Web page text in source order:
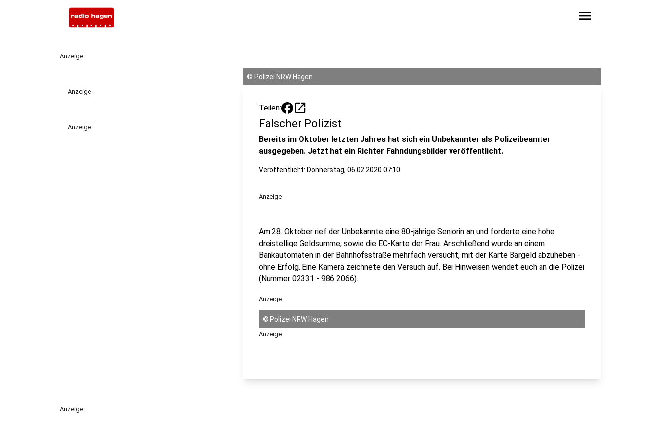
menu
Anzeige
Anzeige
Anzeige
© Polizei NRW Hagen
Teilen: open_in_new
Falscher Polizist
Bereits im Oktober letzten Jahres hat sich ein Unbekannter als Polizeibeamter
ausgegeben. Jetzt hat ein Richter Fahndungsbilder veröffentlicht.
Veröffentlicht: Donnerstag, 06.02.2020 07:10
Anzeige
Am 28. Oktober rief der Unbekannte eine 80-jährige Seniorin an und forderte eine hohe
dreistellige Geldsumme, sowie die EC-Karte der Frau. Anschließend wurde an einem
Bankautomaten in der Bahnhofsstraße mehrfach versucht, mit der Karte Bargeld abzuheben -
ohne Erfolg. Eine Kamera zeichnete den Versuch auf. Bei Hinweisen wendet euch an die Polizei
(Nummer 02331 - 986 2066).
Anzeige
© Polizei NRW Hagen
Anzeige
Anzeige